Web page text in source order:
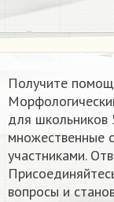
Получите
для школьников
множественные
участниками.
вопросы и